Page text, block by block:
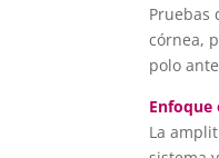
Pruebas
córnea,
polo
La